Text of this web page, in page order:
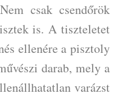
csak csendőrök
is. A tiszteletet
ellenére a pisztoly
darab, mely a
varázst